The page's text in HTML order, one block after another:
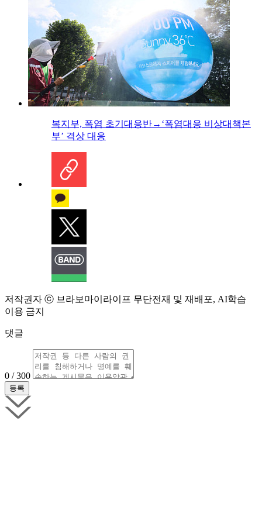
복지부, 폭염 초기대응반→‘폭염대응 비상대책본
부’ 격상 대응
저작권자 ⓒ 브라보마이라이프 무단전재 및 재배포, AI학습
이용 금지
댓글
0 / 300